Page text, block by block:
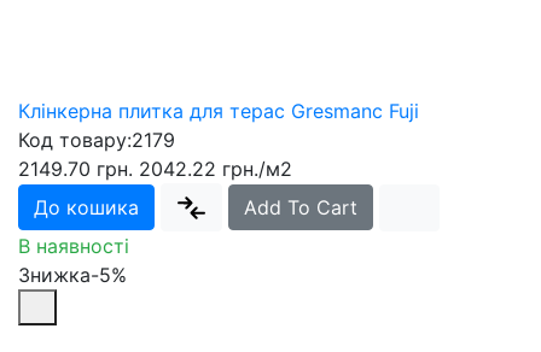
Клінкерна плитка для терас Gresmanc Fuji
Код товару:2179
2149.70 грн. 2042.22 грн./м2
До кошика
Add To Cart
В наявності
Знижка-5%